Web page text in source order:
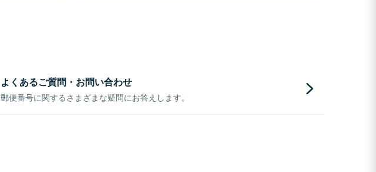
よくあるご質問・お問い合わせ
郵便番号に関するさまざまな疑問にお答えします。